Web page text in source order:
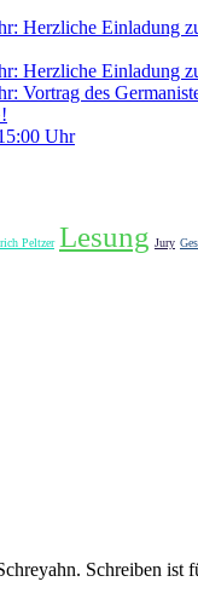
Herzliche Einladung
Herzliche Einladung
Vortrag des
Uhr
Peltzer Lesung Jury
Schreiben ist